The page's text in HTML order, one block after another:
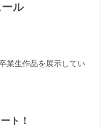
ル
業生作品を展示してい
ト！